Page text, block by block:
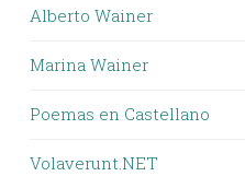
Alberto Wainer
Marina Wainer
Poemas en Castellano
Volaverunt.NET